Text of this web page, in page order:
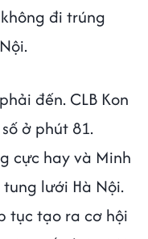
đi trúng
đến. CLB Kon
ở phút 81.
cực hay và Minh
lưới Hà Nội.
tục tạo ra cơ hội